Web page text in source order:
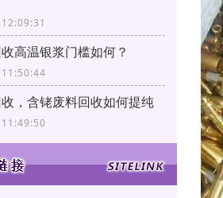
高温银浆门槛如何？
，含铑废料回收如何提纯